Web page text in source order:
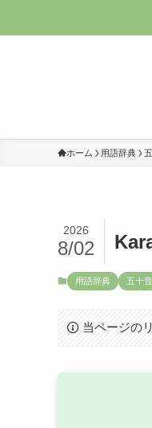
ホーム 用語辞典
2026
8/02
用語辞典 五十
当ページの